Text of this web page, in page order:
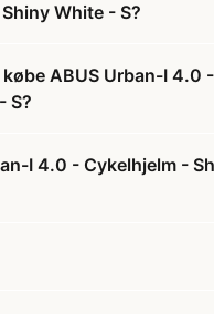
White - S?
ABUS Urban-I 4.0
S?
I 4.0 - Cykelhjelm -